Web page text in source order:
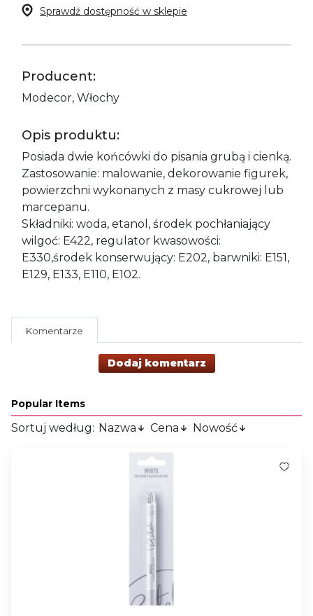
Sprawdź dostępność w sklepie
Producent:
Modecor, Włochy
Opis produktu:
Posiada dwie końcówki do pisania grubą i cienką.
Zastosowanie: malowanie, dekorowanie figurek,
powierzchni wykonanych z masy cukrowej lub
marcepanu.
Składniki: woda, etanol, środek pochłaniający
wilgoć: E422, regulator kwasowości:
E330,środek konserwujący: E202, barwniki: E151,
E129, E133, E110, E102.
Komentarze
Dodaj komentarz
Popular Items
Sortuj według: Nazwa Cena Nowość